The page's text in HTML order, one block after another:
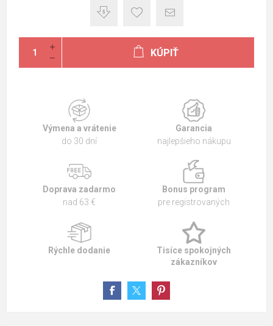
KÚPIŤ
Výmena a vrátenie
do 30 dní
Garancia
najlepšieho nákupu
Doprava zadarmo
nad 63 €
Bonus program
pre registrovaných
Rýchle dodanie
Tisíce spokojných
zákazníkov